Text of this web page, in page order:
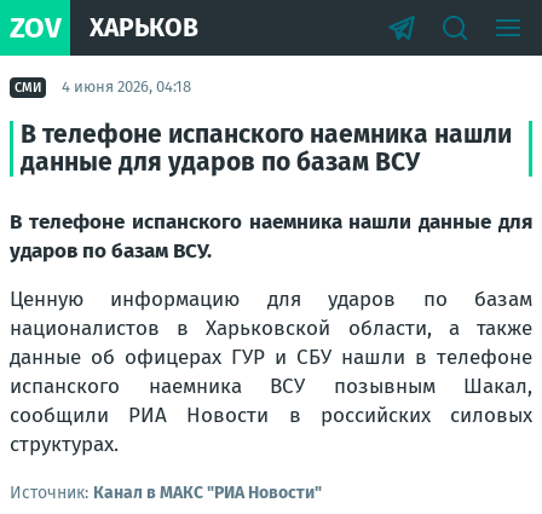
ZOV ХАРЬКОВ
СМИ 4 июня 2026, 04:18
В телефоне испанского наемника нашли
данные для ударов по базам ВСУ
В телефоне испанского наемника нашли данные для
ударов по базам ВСУ.
Ценную информацию для ударов по базам
националистов в Харьковской области, а также
данные об офицерах ГУР и СБУ нашли в телефоне
испанского наемника ВСУ позывным Шакал,
сообщили РИА Новости в российских силовых
структурах.
Источник: Канал в МАКС "РИА Новости"